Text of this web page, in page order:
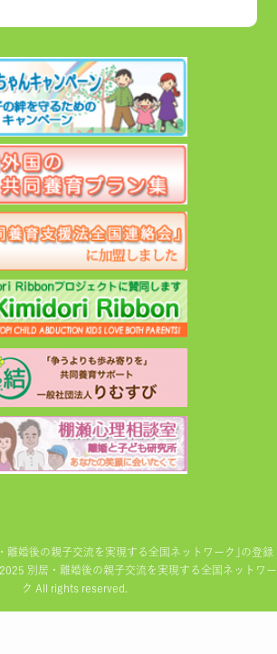
離婚後の親子交流を実現する全国ネットワーク｣の登録
別居・離婚後の親子交流を実現する全国ネットワー
ク All rights reserved.